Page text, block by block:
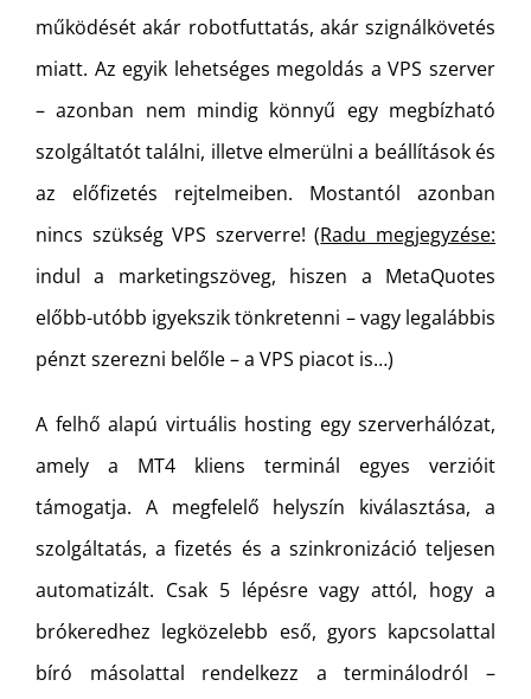
működését akár robotfuttatás, akár szignálkövetés
miatt. Az egyik lehetséges megoldás a VPS szerver
– azonban nem mindig könnyű egy megbízható
szolgáltatót találni, illetve elmerülni a beállítások és
az előfizetés rejtelmeiben. Mostantól azonban
nincs szükség VPS szerverre! (Radu megjegyzése:
indul a marketingszöveg, hiszen a MetaQuotes
előbb-utóbb igyekszik tönkretenni – vagy legalábbis
pénzt szerezni belőle – a VPS piacot is…)
A felhő alapú virtuális hosting egy szerverhálózat,
amely a MT4 kliens terminál egyes verzióit
támogatja. A megfelelő helyszín kiválasztása, a
szolgáltatás, a fizetés és a szinkronizáció teljesen
automatizált. Csak 5 lépésre vagy attól, hogy a
brókeredhez legközelebb eső, gyors kapcsolattal
bíró másolattal rendelkezz a terminálodról –